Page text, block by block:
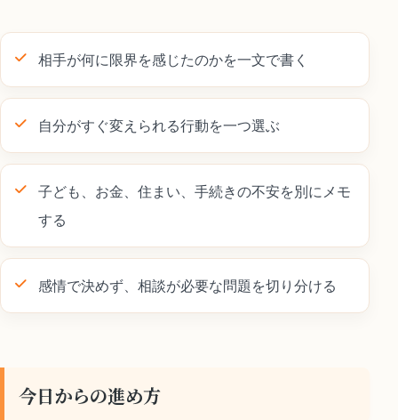
相手が何に限界を感じたのかを一文で書く
自分がすぐ変えられる行動を一つ選ぶ
子ども、お金、住まい、手続きの不安を別にメモ
する
感情で決めず、相談が必要な問題を切り分ける
今日からの進め方